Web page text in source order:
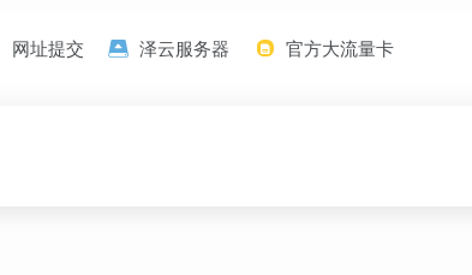
网址提交 泽云服务器 官方大流量卡